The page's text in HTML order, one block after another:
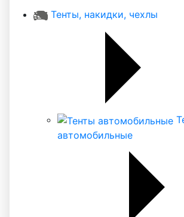
Тенты, накидки, чехлы
автомобильные